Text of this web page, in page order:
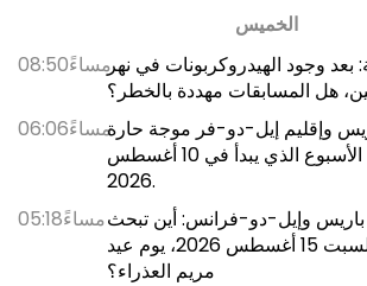
الخميس
08:50مساءًبعد وجود الهيدروكربونات في نهر
هل المسابقات مهددة بالخطر؟
06:06مساءًوإقليم إيل-دو-فر موجة حارة
خامسة ابتداءً من الأسبوع الذي يبدأ في 10 أغسطس
2026.
05:18مساءًوإيل-دو-فرانس: أين تبحث
عن كنوزك يوم السبت 15 أغسطس 2026، يوم عيد
مريم العذراء؟